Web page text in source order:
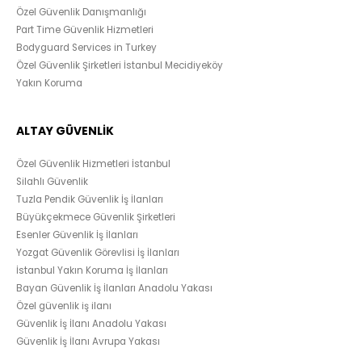
Özel Güvenlik Danışmanlığı
Part Time Güvenlik Hizmetleri
Bodyguard Services in Turkey
Özel Güvenlik Şirketleri İstanbul Mecidiyeköy
Yakın Koruma
ALTAY GÜVENLİK
Özel Güvenlik Hizmetleri İstanbul
Silahlı Güvenlik
Tuzla Pendik Güvenlik İş İlanları
Büyükçekmece Güvenlik Şirketleri
Esenler Güvenlik İş İlanları
Yozgat Güvenlik Görevlisi İş İlanları
İstanbul Yakın Koruma İş İlanları
Bayan Güvenlik İş İlanları Anadolu Yakası
Özel güvenlik iş ilanı
Güvenlik İş İlanı Anadolu Yakası
Güvenlik İş İlanı Avrupa Yakası